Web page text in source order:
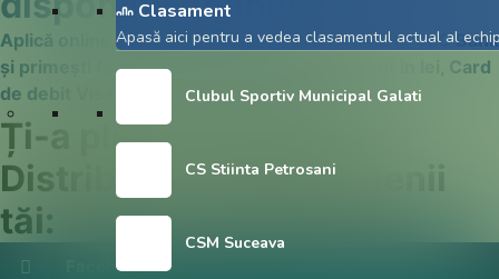
Clasament
Apasă aici pentru a vedea clasamentul actual al
Clubul Sportiv Municipal Galati
CS Stiinta Petrosani
CSM Suceava
Aplică online pentru pachetul "Bun Venit!" de la CEC Bank
și primești fără drumuri la bancă: Cont curent în lei, Card
de debit Visa în lei și CEC Bank Mobile Banking.​
Ți-a plăcut articolul?
Distribuie-l către prietenii
tăi:
Facebook